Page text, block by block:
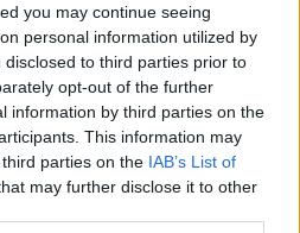
you may continue seeing
personal information utilized by
to third parties prior to
opt-out of the further
information by third parties on the
This information may
parties on the IAB’s List of
may further disclose it to other
restaurálás
minden köve mesél –